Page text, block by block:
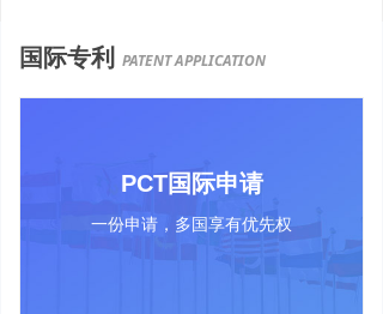
国际专利 PATENT APPLICATION
PCT国际申请
一份申请，多国享有优先权